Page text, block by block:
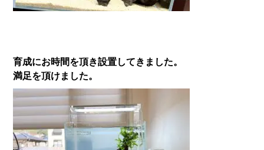
育成にお時間を頂き設置してきました。
満足を頂けました。